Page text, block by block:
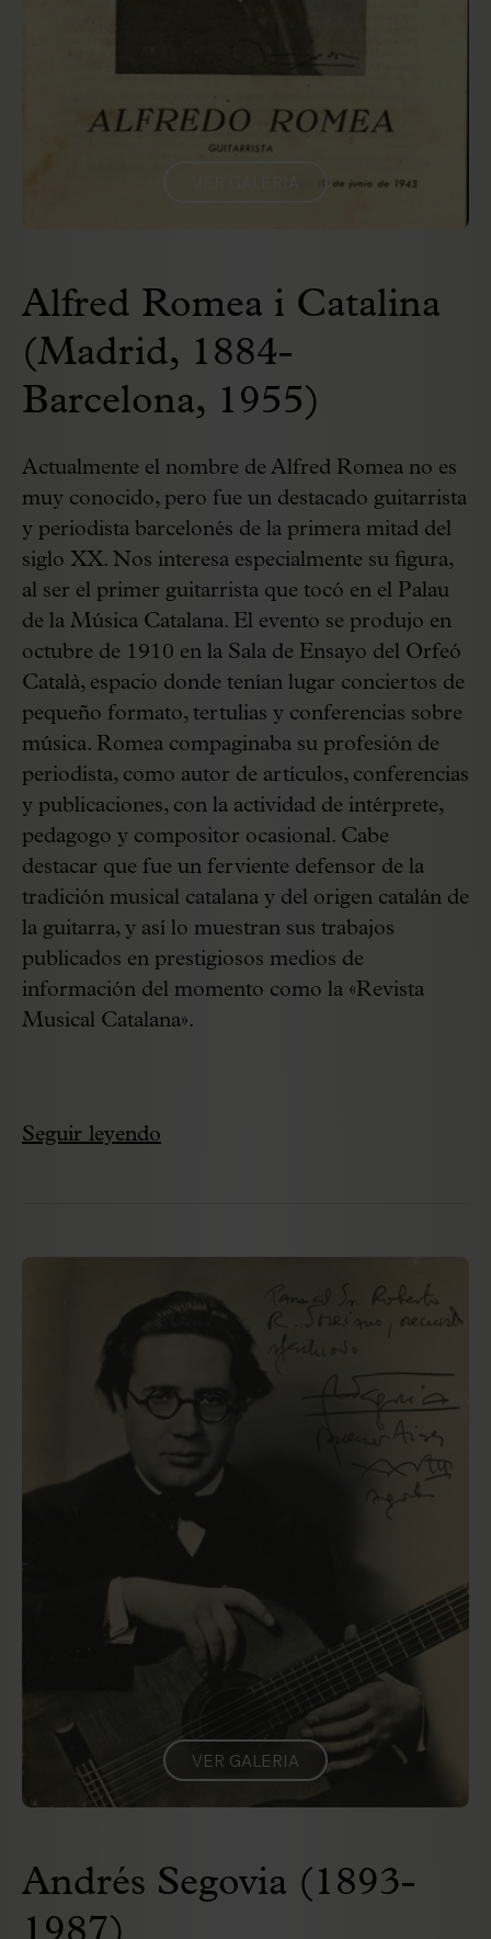
Alfred Romea i Catalina
(Madrid, 1884-
Barcelona, 1955)
Actualmente el nombre de Alfred Romea no es
muy conocido, pero fue un destacado guitarrista
y periodista barcelonés de la primera mitad del
siglo XX. Nos interesa especialmente su figura,
al ser el primer guitarrista que tocó en el Palau
de la Música Catalana. El evento se produjo en
octubre de 1910 en la Sala de Ensayo del Orfeó
Català, espacio donde tenían lugar conciertos de
pequeño formato, tertulias y conferencias sobre
música. Romea compaginaba su profesión de
periodista, como autor de artículos, conferencias
y publicaciones, con la actividad de intérprete,
pedagogo y compositor ocasional. Cabe
destacar que fue un ferviente defensor de la
tradición musical catalana y del origen catalán de
la guitarra, y así lo muestran sus trabajos
publicados en prestigiosos medios de
información del momento como la «Revista
Musical Catalana».
Seguir leyendo
VER GALERIA
Andrés Segovia (1893-